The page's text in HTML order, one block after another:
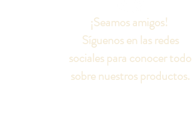
¡Seamos amigos!
Síguenos en las redes
sociales para conocer todo
sobre nuestros productos.